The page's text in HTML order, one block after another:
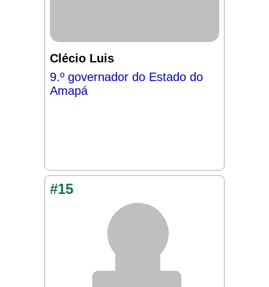
Clécio Luis
9.º governador do Estado do
Amapá
#15